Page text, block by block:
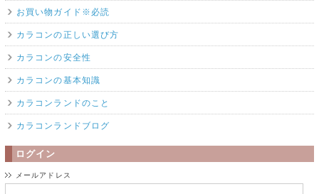
お買い物ガイド※必読
カラコンの正しい選び方
カラコンの安全性
カラコンの基本知識
カラコンランドのこと
カラコンランドブログ
ログイン
メールアドレス